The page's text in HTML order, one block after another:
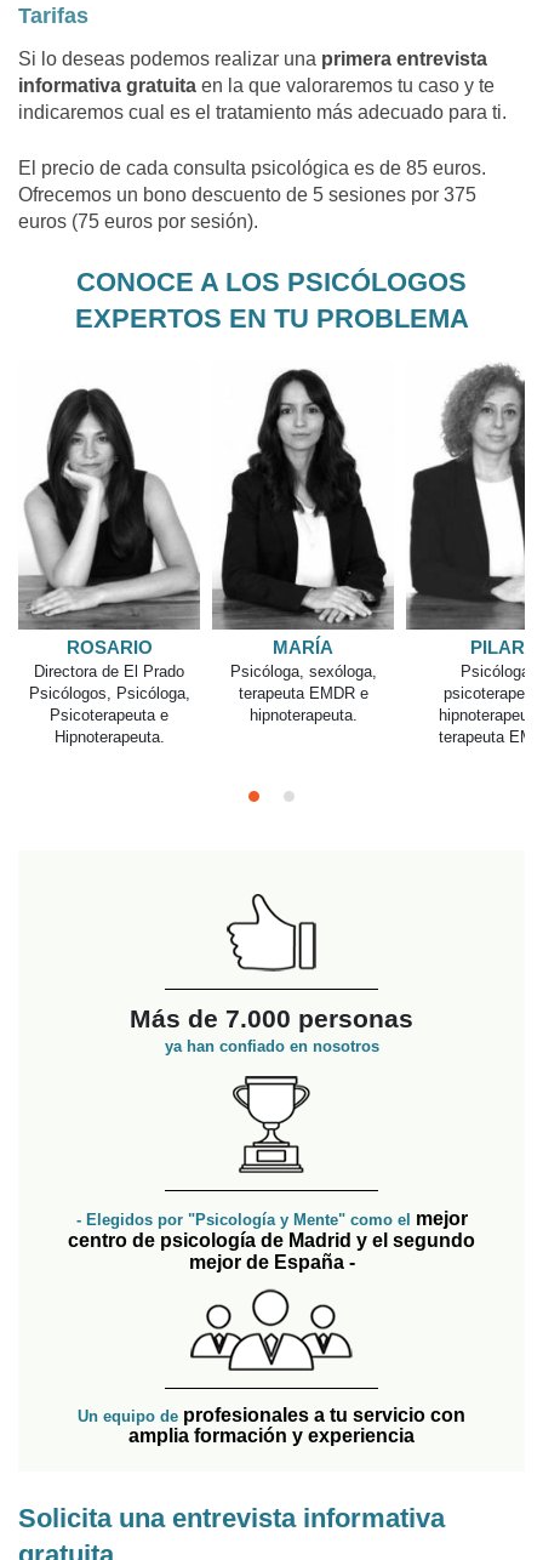
Tarifas
Si lo deseas podemos realizar una primera entrevista
informativa gratuita en la que valoraremos tu caso y te
indicaremos cual es el tratamiento más adecuado para ti.
El precio de cada consulta psicológica es de 85 euros.
Ofrecemos un bono descuento de 5 sesiones por 375
euros (75 euros por sesión).
CONOCE A LOS PSICÓLOGOS
EXPERTOS EN TU PROBLEMA
ROSARIO
Directora de El Prado
Psicólogos, Psicóloga,
Psicoterapeuta e
Hipnoterapeuta.
MARÍA
Psicóloga, sexóloga,
terapeuta EMDR e
hipnoterapeuta.
PILAR
Psicóloga,
terapeuta
Más de 7.000 personas
ya han confiado en nosotros
- Elegidos por "Psicología y Mente" como el mejor
centro de psicología de Madrid y el segundo
mejor de España -
Un equipo de profesionales a tu servicio con
amplia formación y experiencia
Solicita una entrevista informativa